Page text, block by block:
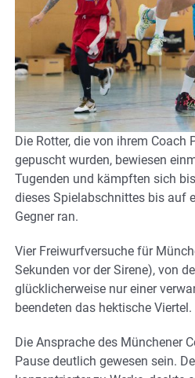
Die Rotter, die von ihrem Coach
gepuscht wurden, bewiesen
Tugenden und kämpften sich
dieses Spielabschnittes bis auf
Gegner ran.
Vier Freiwurfversuche für
Sekunden vor der Sirene), von
glücklicherweise nur einer
beendeten das hektische Viertel.
Die Ansprache des Münchener
Pause deutlich gewesen sein.